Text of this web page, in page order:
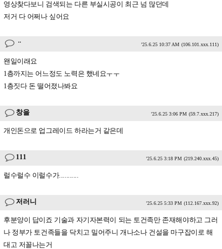
영상찾다보니 검색되는 다른 부실시공이 최근 넘 많던데
저거 다 어쩌나 싶어요
ᆢ '25.6.25 10:37 AM (106.101.xxx.111)
왠일이래요
1층까지는 어느정도 노력은 했네요ㅜㅜ
1층짓다 돈 떨어졌나봐요
창을 '25.6.25 3:06 PM (59.7.xxx.217)
개인돈으로 업그레이드 하라는거 같은데
111 '25.6.25 3:18 PM (219.240.xxx.45)
럴수럴수 이럴수가...........
저러니 '25.6.25 5:33 PM (112.167.xxx.92)
후분양이 답이죠 기술과 자기자본력이 되는 토건족만 존재해야하고 그러
나 정부가 토건족들을 닥치고 밀어주니 개나소나 건설을 마구잡이로 해
대고 저꼴나는거